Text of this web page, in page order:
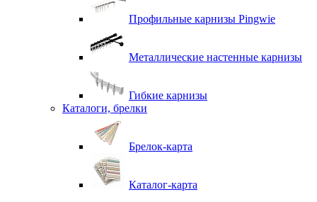
Профильные карнизы Pingwie
Металлические настенные карнизы
Гибкие карнизы
Каталоги, брелки
Брелок-карта
Каталог-карта